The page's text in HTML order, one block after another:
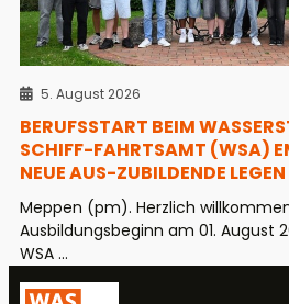
5. August 2026
BERUFSSTART BEIM
CHIFF-FAHRTSAMT (WSA)
EUE AUS-ZUBILDENDE LEGEN
Meppen (pm). Herzlich
Ausbildungsbeginn am 01. August
WSA ...